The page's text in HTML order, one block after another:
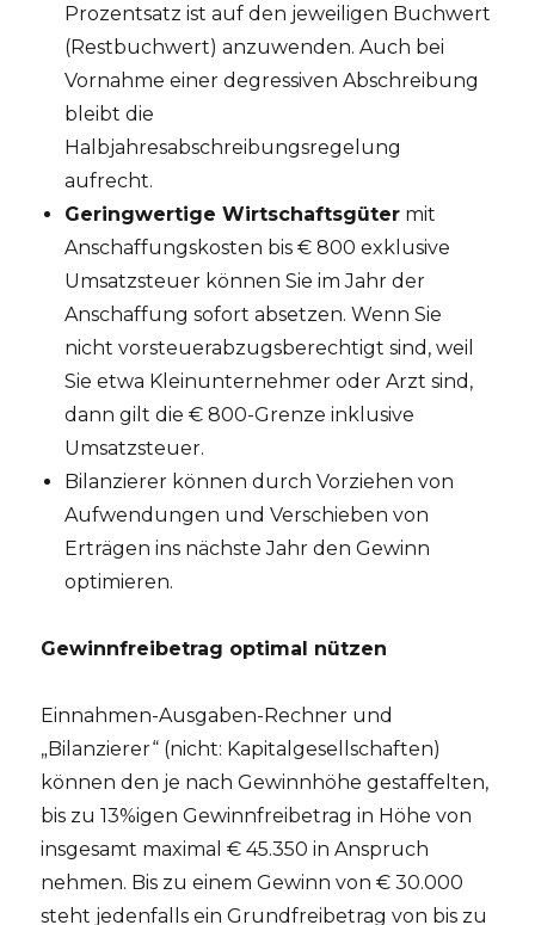
Prozentsatz ist auf den jeweiligen Buchwert
(Restbuchwert) anzuwenden. Auch bei
Vornahme einer degressiven Abschreibung
bleibt die
Halbjahresabschreibungsregelung
aufrecht.
Geringwertige Wirtschaftsgüter mit
Anschaffungskosten bis € 800 exklusive
Umsatzsteuer können Sie im Jahr der
Anschaffung sofort absetzen. Wenn Sie
nicht vorsteuerabzugsberechtigt sind, weil
Sie etwa Kleinunternehmer oder Arzt sind,
dann gilt die € 800-Grenze inklusive
Umsatzsteuer.
Bilanzierer können durch Vorziehen von
Aufwendungen und Verschieben von
Erträgen ins nächste Jahr den Gewinn
optimieren.
Gewinnfreibetrag optimal nützen
Einnahmen-Ausgaben-Rechner und
„Bilanzierer“ (nicht: Kapitalgesellschaften)
können den je nach Gewinnhöhe gestaffelten,
bis zu 13%igen Gewinnfreibetrag in Höhe von
insgesamt maximal € 45.350 in Anspruch
nehmen. Bis zu einem Gewinn von € 30.000
steht jedenfalls ein Grundfreibetrag von bis zu